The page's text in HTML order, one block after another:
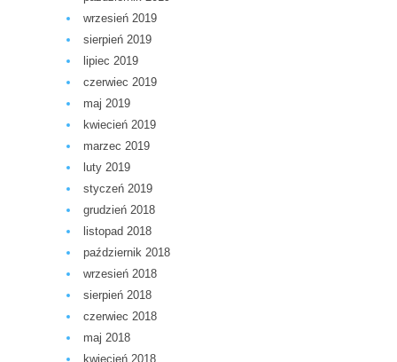
wrzesień 2019
sierpień 2019
lipiec 2019
czerwiec 2019
maj 2019
kwiecień 2019
marzec 2019
luty 2019
styczeń 2019
grudzień 2018
listopad 2018
październik 2018
wrzesień 2018
sierpień 2018
czerwiec 2018
maj 2018
kwiecień 2018